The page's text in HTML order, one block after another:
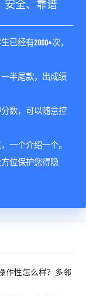
安全、靠谱
已经有2000+次，
半尾款，出成绩
数，可以随意控
一个介绍一个。
方位保护您得隐
作性怎么样？多邻